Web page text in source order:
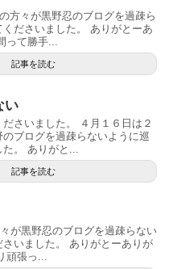
方々が黒野忍のブログを過疎ら
ださいました。 ありがとーあ
って勝手...
記事を読む
い
さいました。 ４月１６日は２
のブログを過疎らないように巡
た。 ありがと...
記事を読む
が黒野忍のブログを過疎らない
いました。 ありがとーありが
頑張っ...